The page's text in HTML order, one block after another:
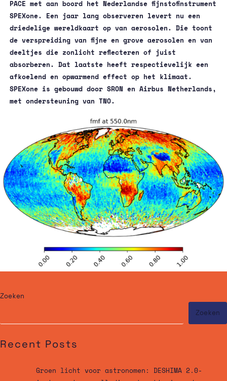
PACE met aan boord het Nederlandse fijnstofinstrument
SPEXone. Een jaar lang observeren levert nu een
driedelige wereldkaart op van aerosolen. Die toont
de verspreiding van fijne en grove aerosolen en van
deeltjes die zonlicht reflecteren of juist
absorberen. Dat laatste heeft respectievelijk een
afkoelend en opwarmend effect op het klimaat.
SPEXone is gebouwd door SRON en Airbus Netherlands,
met ondersteuning van TNO.
Zoeken
Zoeken
Recent Posts
Groen licht voor astronomen: DESHIMA 2.0-